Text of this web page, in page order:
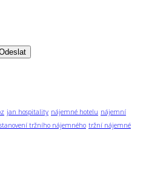
jan hospitality nájemné hotelu nájemní
stanovení tržního nájemného tržní nájemné